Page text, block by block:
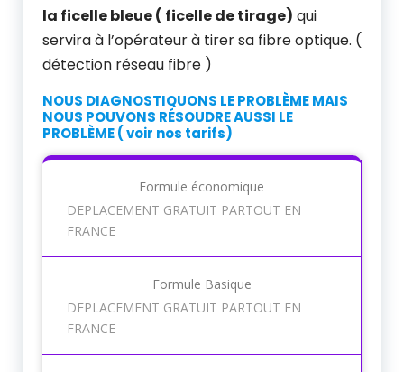
la ficelle bleue ( ficelle de tirage) qui
servira à l’opérateur à tirer sa fibre optique. (
détection réseau fibre )
NOUS DIAGNOSTIQUONS LE PROBLÈME MAIS
NOUS POUVONS RÉSOUDRE AUSSI LE
PROBLÈME ( voir nos tarifs)
Formule économique
DEPLACEMENT GRATUIT PARTOUT EN
FRANCE
Formule Basique
DEPLACEMENT GRATUIT PARTOUT EN
FRANCE